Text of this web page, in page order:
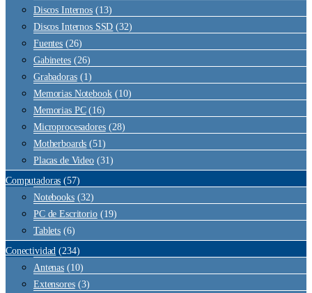
Discos Internos (13)
Discos Internos SSD (32)
Fuentes (26)
Gabinetes (26)
Grabadoras (1)
Memorias Notebook (10)
Memorias PC (16)
Microprocesadores (28)
Motherboards (51)
Placas de Video (31)
Computadoras (57)
Notebooks (32)
PC de Escritorio (19)
Tablets (6)
Conectividad (234)
Antenas (10)
Extensores (3)